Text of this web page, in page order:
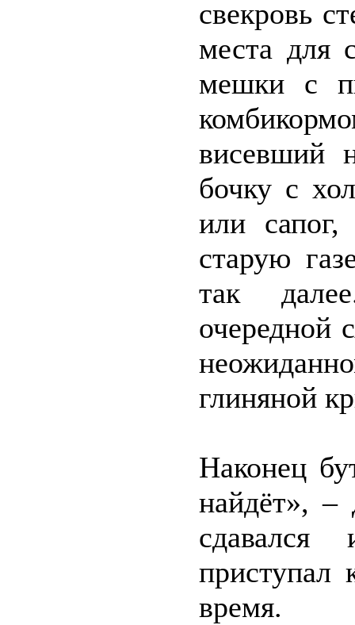
свекровь
места для
мешки с
висевший
бочку с
или
старую
так
очередной
глиняной
Наконец
найдёт», –
приступал
время.